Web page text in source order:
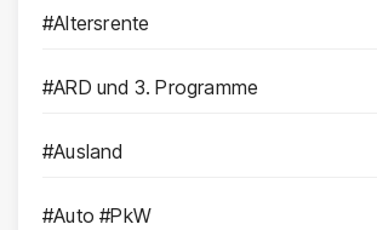
#Altersrente
#ARD und 3. Programme
#Ausland
#Auto #PkW